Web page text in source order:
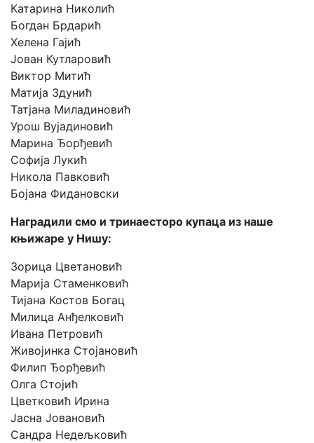
Катарина Николић
Богдан Брдарић
Хелена Гајић
Јован Кутларовић
Виктор Митић
Матија Здунић
Татјана Миладиновић
Урош Вујадиновић
Марина Ђорђевић
Софија Лукић
Никола Павковић
Бојана Фидановски
Наградили смо и тринаесторо купаца из наше
књижаре у Нишу:
Зорица Цветановић
Марија Стаменковић
Тијана Костов Богац
Милица Анђелковић
Ивана Петровић
Живојинка Стојановић
Филип Ђорђевић
Олга Стојић
Цветковић Ирина
Јасна Јовановић
Сандра Недељковић